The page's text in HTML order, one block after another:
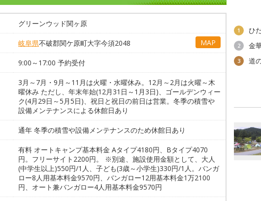
グリーンウッド関ヶ原
岐阜県不破郡関ケ原町大字今須2048 MAP
9:00～17:00 予約受付
3月～7月・9月～11月は火曜・水曜休み。12月～2月は火曜～木
曜休み ただし、年末年始(12月31日～1月3日)、ゴールデンウィー
ク(4月29日～5月5日)、祝日と祝日の前日は営業。冬季の積雪や
設備メンテナンスによる休館日あり
通年 冬季の積雪や設備メンテナンスのため休館日あり
有料 オートキャンプ基本料金 Aタイプ4180円、Bタイプ4070
円。フリーサイト2200円。 ※別途、施設使用金額として、大人
(中学生以上)550円/1人、子ども(3歳～小学生)330円/1人。バンガ
ロー8人用基本料金9570円、バンガロー12用基本料金1万2100
円、オート兼バンガロー4人用基本料金9570円
1 ひ
2 金
3
道